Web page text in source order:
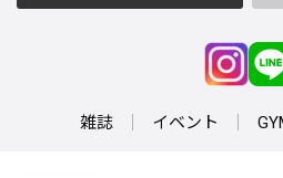
雑誌 イベント